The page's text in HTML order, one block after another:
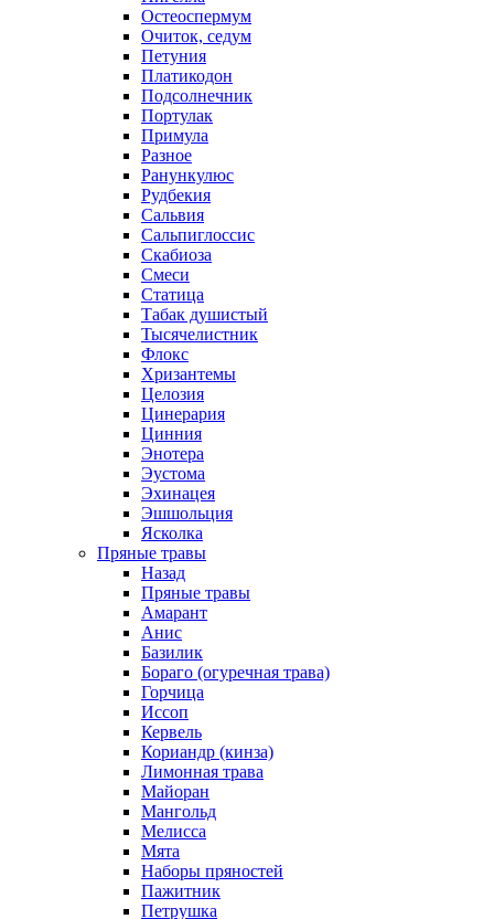
Остеоспермум
Очиток, седум
Петуния
Платикодон
Подсолнечник
Портулак
Примула
Разное
Ранункулюс
Рудбекия
Сальвия
Сальпиглоссис
Скабиоза
Смеси
Статица
Табак душистый
Тысячелистник
Флокс
Хризантемы
Целозия
Цинерария
Цинния
Энотера
Эустома
Эхинацея
Эшшольция
Ясколка
Пряные травы
Назад
Пряные травы
Амарант
Анис
Базилик
Бораго (огуречная трава)
Горчица
Иссоп
Кервель
Кориандр (кинза)
Лимонная трава
Майоран
Мангольд
Мелисса
Мята
Наборы пряностей
Пажитник
Петрушка